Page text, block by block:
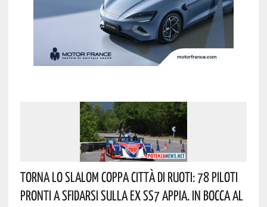
Torna Lo Slalom Coppa Città Di Ruoti: 78 Piloti
Pronti A Sfidarsi Sulla Ex SS7 Appia. In Bocca Al